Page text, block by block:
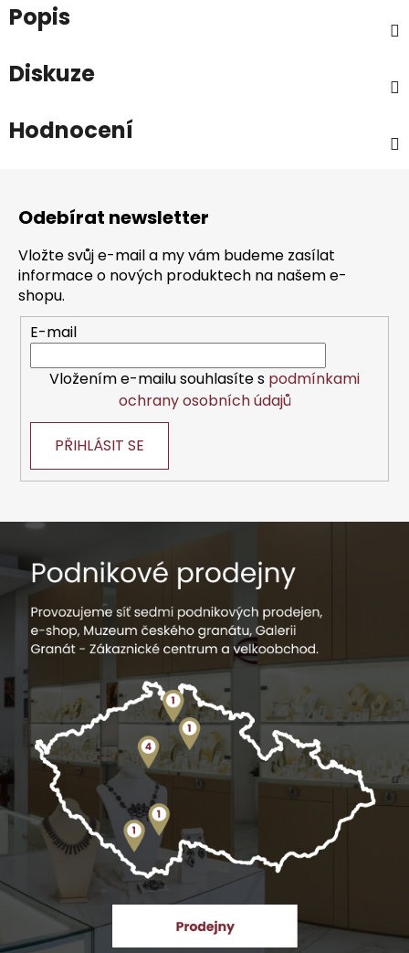
Popis
Diskuze
Hodnocení
Odebírat newsletter
Vložte svůj e-mail a my vám budeme zasílat
informace o nových produktech na našem e-
shopu.
E-mail
Vložením e-mailu souhlasíte s podmínkami
ochrany osobních údajů
PŘIHLÁSIT SE